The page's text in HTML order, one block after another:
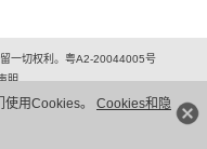
用Cookies。 Cookies和隐
一切权利。粤A2-20044005号
明